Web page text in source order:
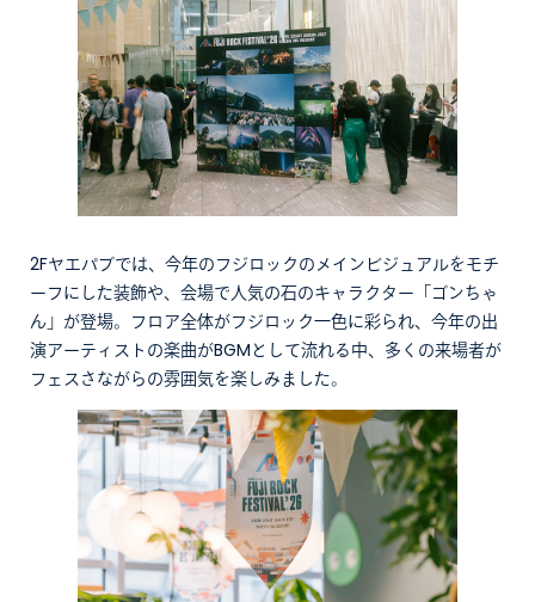
2Fヤエパブでは、今年のフジロックのメインビジュアルをモチ
ーフにした装飾や、会場で人気の石のキャラクター「ゴンちゃ
ん」が登場。フロア全体がフジロック一色に彩られ、今年の出
演アーティストの楽曲がBGMとして流れる中、多くの来場者が
フェスさながらの雰囲気を楽しみました。